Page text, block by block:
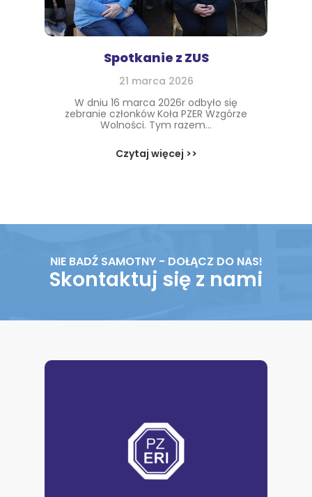
Spotkanie z ZUS
21 marca 2026
W dniu 16 marca 2026r odbyło się
zebranie członków Koła PZER Wzgórze
Wolności. Tym razem...
Czytaj więcej >>
NIE BADŹ SAMOTNY - DOŁĄCZ DO NAS!
Skontaktuj się z nami